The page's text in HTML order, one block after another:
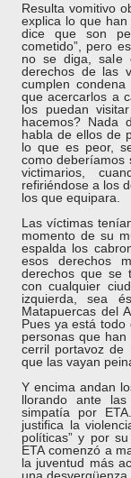
Resulta vomitivo
explica lo que
dice que son
cometido”, pero
no se diga, sale
derechos de las
cumplen
que acercarlos a
los puedan
hacemos? Nada
habla de ellos de
lo que es peor,
como deberíamos
victimarios,
refiriéndose a los
los que equipara.
Las víctimas
momento de su
espalda los
esos derechos
derechos que se
con cualquier
izquierda, sea
Matapuercas del
Pues ya está todo
personas que
cerril portavoz de
que las vayan
Y encima andan
llorando ante
simpatía por
justifica la
políticas” y por
ETA comenzó a
la juventud más